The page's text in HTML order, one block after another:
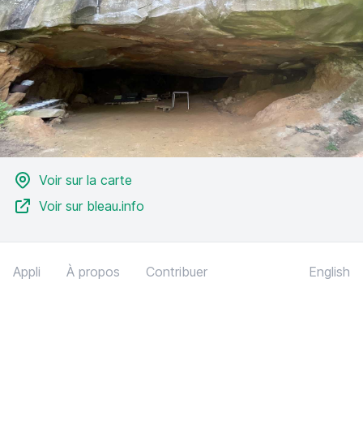
Voir sur la carte
Voir sur bleau.info
Appli À propos Contribuer English